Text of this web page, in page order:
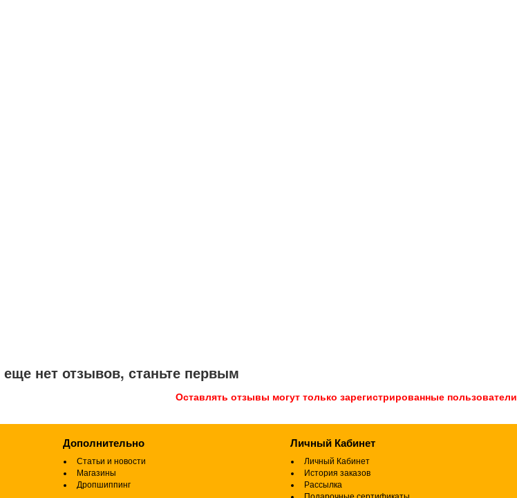
нет отзывов, станьте первым
Оставлять отзывы могут только зарегистрированные пользователи
Дополнительно
Статьи и новости
Магазины
Дропшиппинг
Личный Кабинет
Личный Кабинет
История заказов
Рассылка